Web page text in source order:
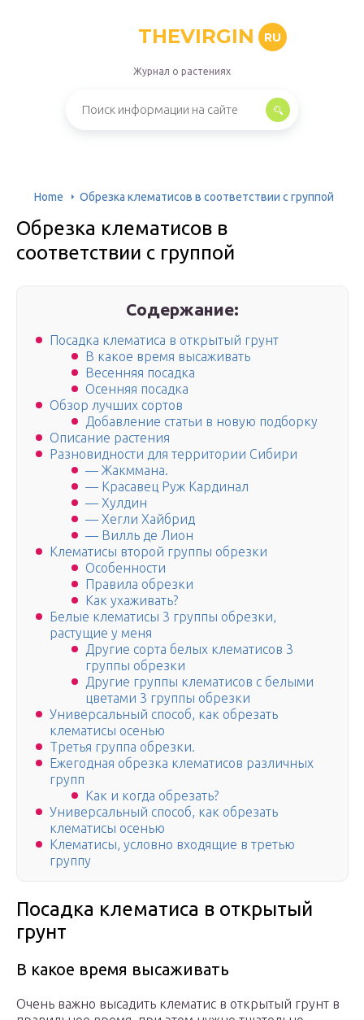
THEVIRGIN RU
Журнал о растениях
Home Обрезка клематисов в соответствии с группой
Обрезка клематисов в
соответствии с группой
Содержание:
Посадка клематиса в открытый грунт
В какое время высаживать
Весенняя посадка
Осенняя посадка
Обзор лучших сортов
Добавление статьи в новую подборку
Описание растения
Разновидности для территории Сибири
— Жакммана.
— Красавец Руж Кардинал
— Хулдин
— Хегли Хайбрид
— Вилль де Лион
Клематисы второй группы обрезки
Особенности
Правила обрезки
Как ухаживать?
Белые клематисы 3 группы обрезки,
растущие у меня
Другие сорта белых клематисов 3
группы обрезки
Другие группы клематисов с белыми
цветами 3 группы обрезки
Универсальный способ, как обрезать
клематисы осенью
Третья группа обрезки.
Ежегодная обрезка клематисов различных
групп
Как и когда обрезать?
Универсальный способ, как обрезать
клематисы осенью
Клематисы, условно входящие в третью
группу
Посадка клематиса в открытый
грунт
В какое время высаживать
Очень важно высадить клематис в открытый грунт в